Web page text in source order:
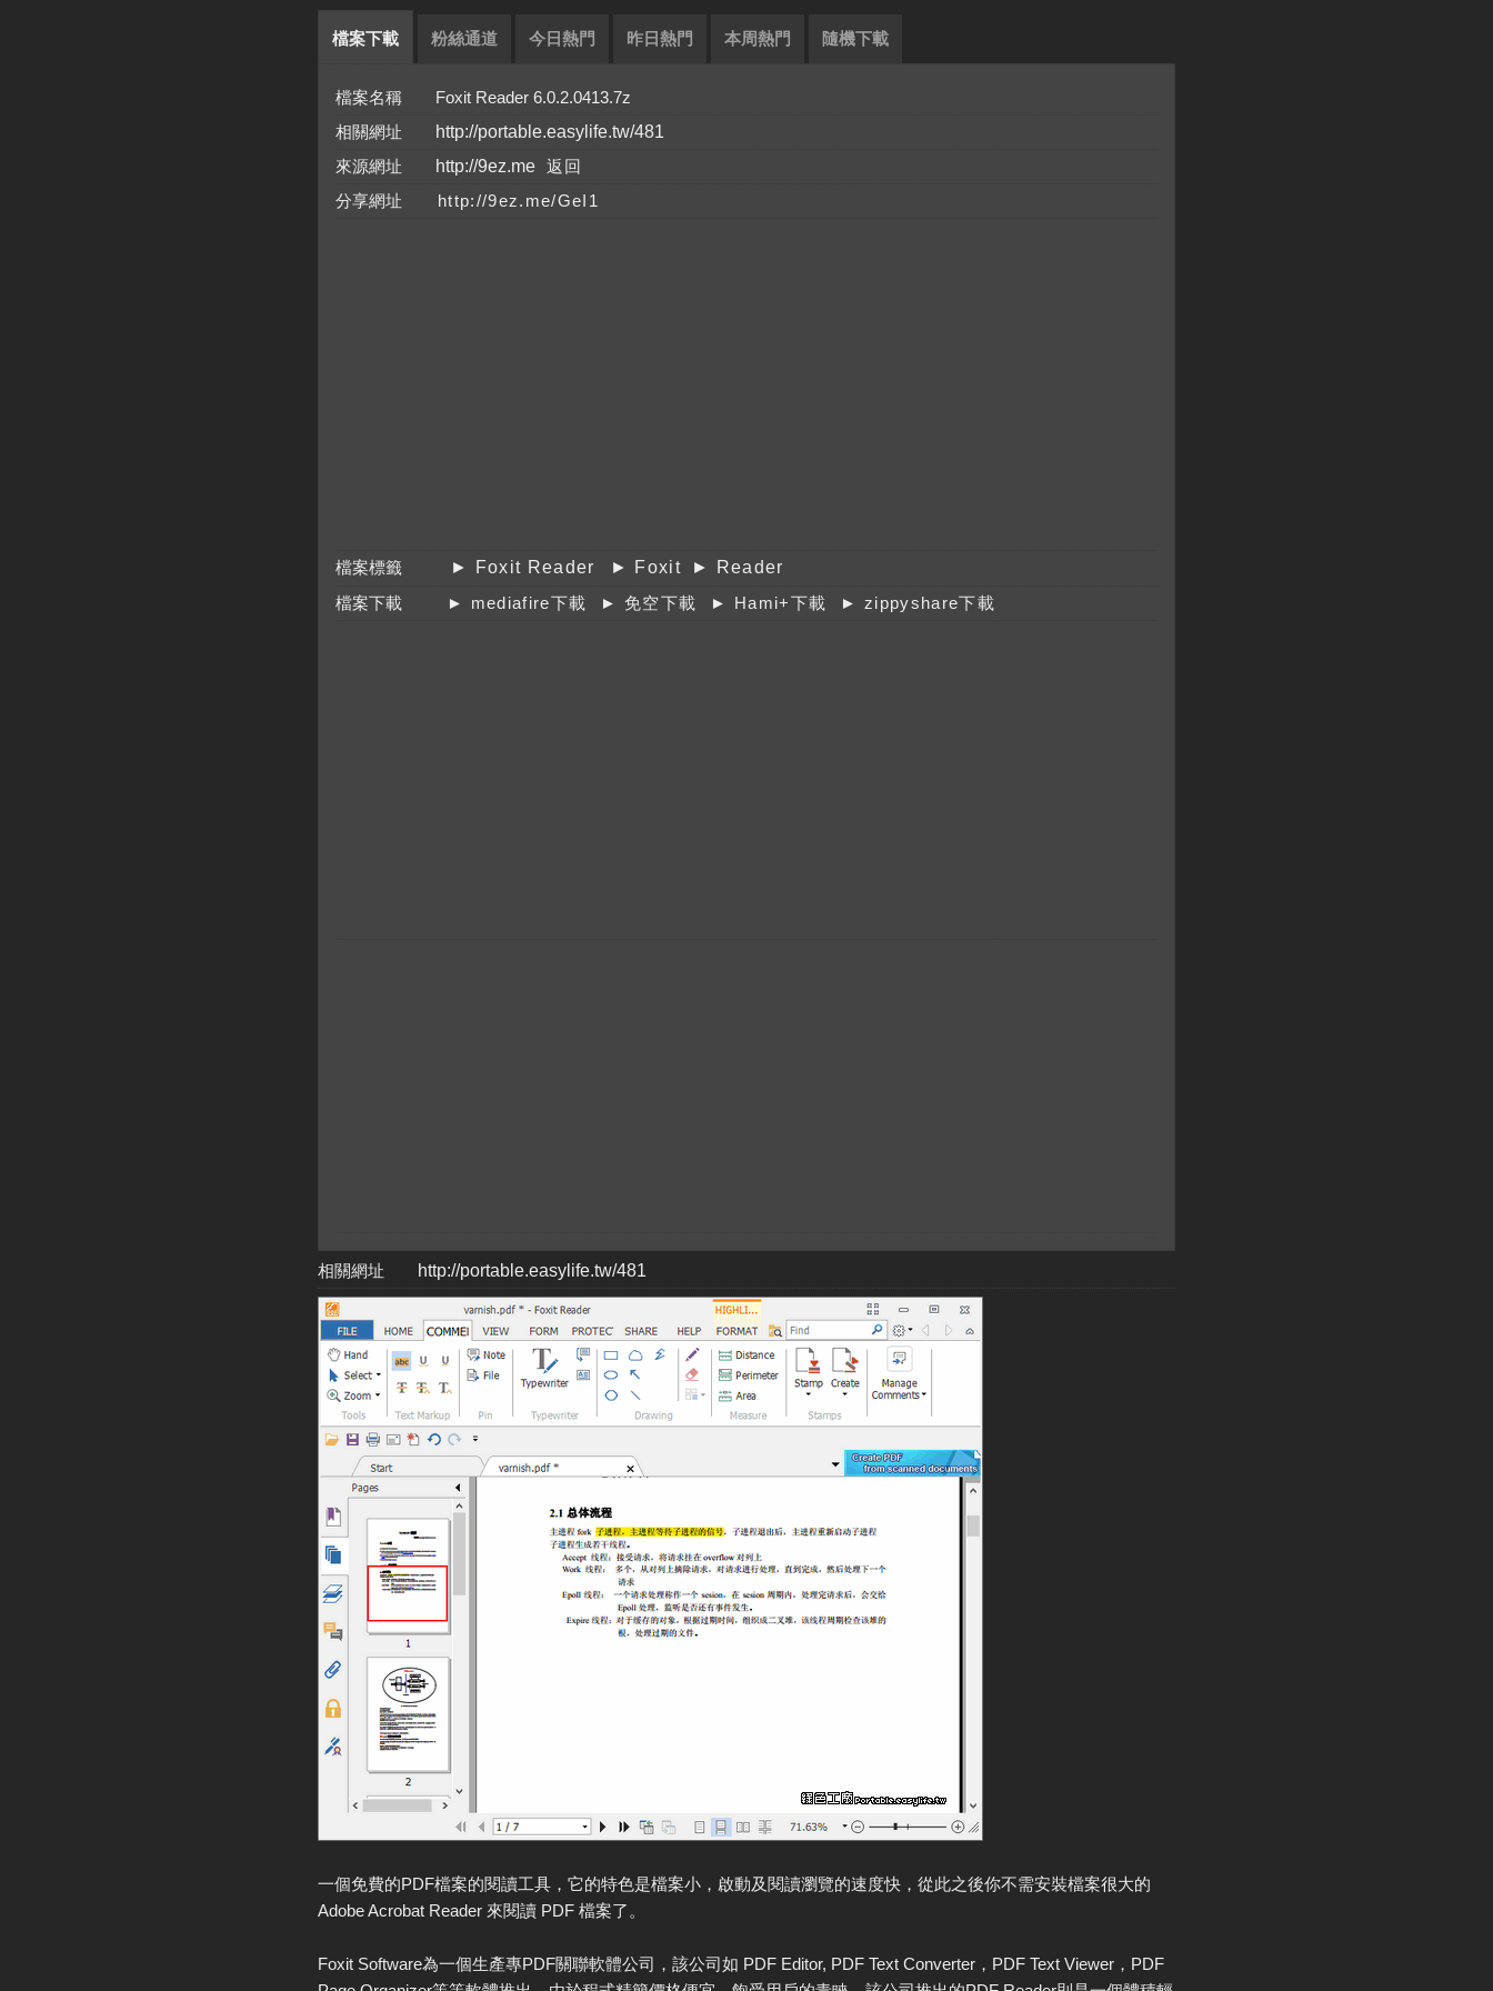
檔案下載 粉絲通道 今日熱門 昨日熱門 本周熱門 隨機下載
檔案名稱 Foxit Reader 6.0.2.0413.7z
相關網址
http://portable.easylife.tw/481
來源網址
http://9ez.me
分享網址
檔案標籤 ► Foxit Reader ► Foxit
► Reader
檔案下載
相關網址 http://portable.easylife.tw/481
一個免費的PDF檔案的閱讀工具，它的特色是檔案小，啟動及閱讀瀏覽的速度快，從此之後你不需安裝檔案很大的
Adobe Acrobat Reader 來閱讀 PDF 檔案了。
Foxit Software為一個生產專PDF關聯軟體公司，該公司如 PDF Editor, PDF Text Converter，PDF Text Viewer，PDF